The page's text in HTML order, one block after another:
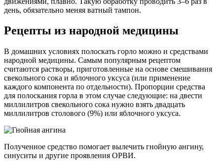
день, обязательно меняя ватный тампон.
Рецепты из народной медицины
В домашних условиях полоскать горло можно и средствами
народной медицины. Самым популярным рецептом
считаются растворы, приготовленные на основе смешивания
свекольного сока и яблочного уксуса (или применение
каждого компонента по отдельности). Пропорции средства
для полоскания горла в этом случае следующие: на двести
миллилитров свекольного сока нужно взять двадцать
миллилитров столового (9%) или яблочного уксуса.
Полученное средство помогает вылечить гнойную ангину,
синуситы и другие проявления ОРВИ.